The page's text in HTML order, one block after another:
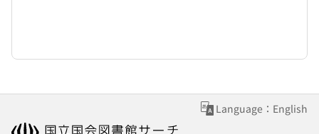
Language：English